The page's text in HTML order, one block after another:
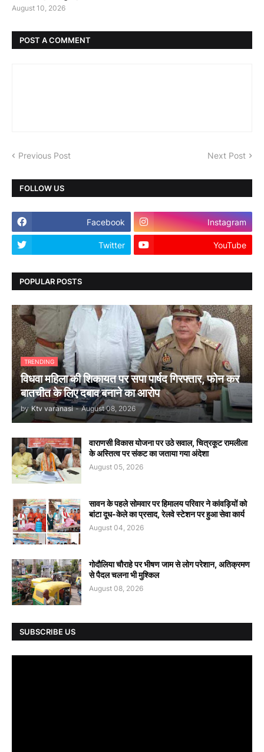
August 10, 2026
POST A COMMENT
Previous Post Next Post
FOLLOW US
Facebook Instagram
Twitter YouTube
POPULAR POSTS
TRENDING
विधवा महिला की शिकायत पर सपा पार्षद गिरफ्तार, फोन कर
बातचीत के लिए दबाव बनाने का आरोप
by Ktv varanasi - August 08, 2026
वाराणसी विकास योजना पर उठे सवाल, चित्रकूट रामलीला
के अस्तित्व पर संकट का जताया गया अंदेशा
August 05, 2026
सावन के पहले सोमवार पर हिमालय परिवार ने कांवड़ियों को
बांटा दूध-केले का प्रसाद, रेलवे स्टेशन पर हुआ सेवा कार्य
August 04, 2026
गोदौलिया चौराहे पर भीषण जाम से लोग परेशान, अतिक्रमण
से पैदल चलना भी मुश्किल
August 08, 2026
SUBSCRIBE US